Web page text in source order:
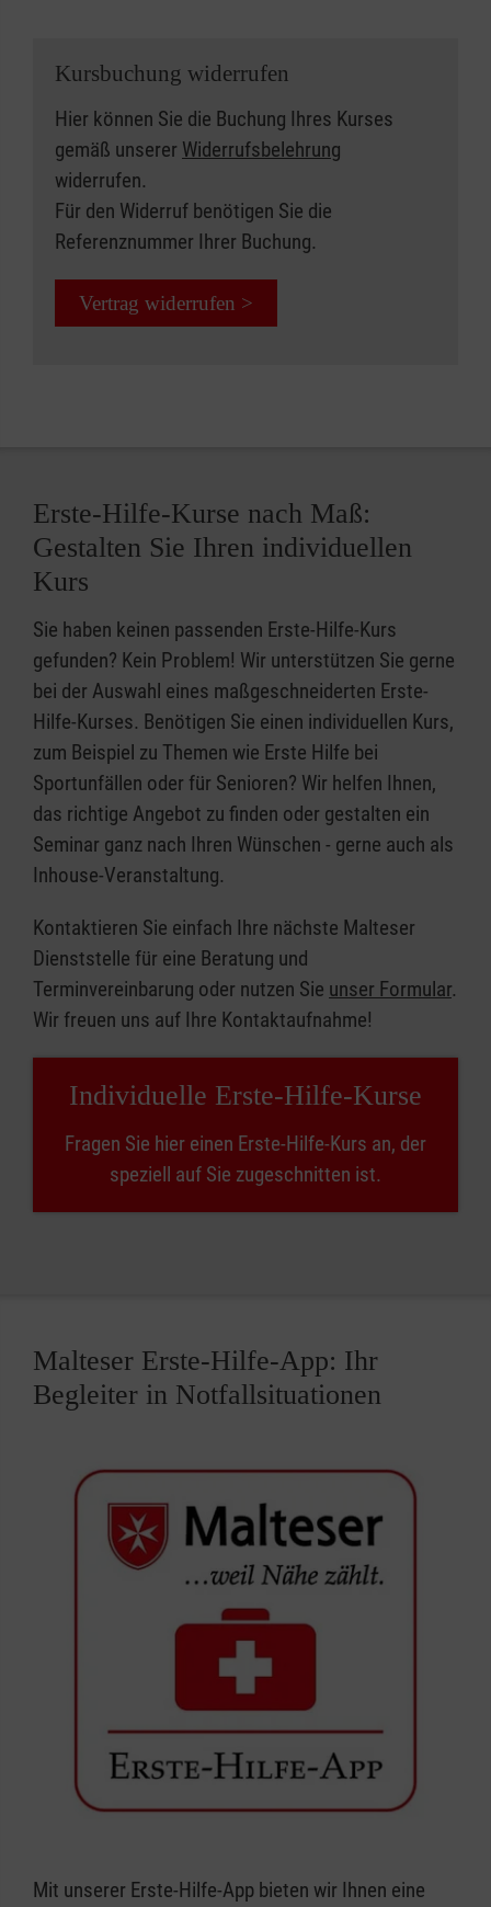
Kursbuchung widerrufen
Hier können Sie die Buchung Ihres Kurses
gemäß unserer Widerrufsbelehrung
widerrufen.
Für den Widerruf benötigen Sie die
Referenznummer Ihrer Buchung.
Vertrag widerrufen >
Erste-Hilfe-Kurse nach Maß:
Gestalten Sie Ihren individuellen
Kurs
Sie haben keinen passenden Erste-Hilfe-Kurs
gefunden? Kein Problem! Wir unterstützen Sie gerne
bei der Auswahl eines maßgeschneiderten Erste-
Hilfe-Kurses. Benötigen Sie einen individuellen Kurs,
zum Beispiel zu Themen wie Erste Hilfe bei
Sportunfällen oder für Senioren? Wir helfen Ihnen,
das richtige Angebot zu finden oder gestalten ein
Seminar ganz nach Ihren Wünschen - gerne auch als
Inhouse-Veranstaltung.
Kontaktieren Sie einfach Ihre nächste Malteser
Dienststelle für eine Beratung und
Terminvereinbarung oder nutzen Sie unser Formular.
Wir freuen uns auf Ihre Kontaktaufnahme!
Individuelle Erste-Hilfe-Kurse
Fragen Sie hier einen Erste-Hilfe-Kurs an, der
speziell auf Sie zugeschnitten ist.
Malteser Erste-Hilfe-App: Ihr
Begleiter in Notfallsituationen
Mit unserer Erste-Hilfe-App bieten wir Ihnen eine